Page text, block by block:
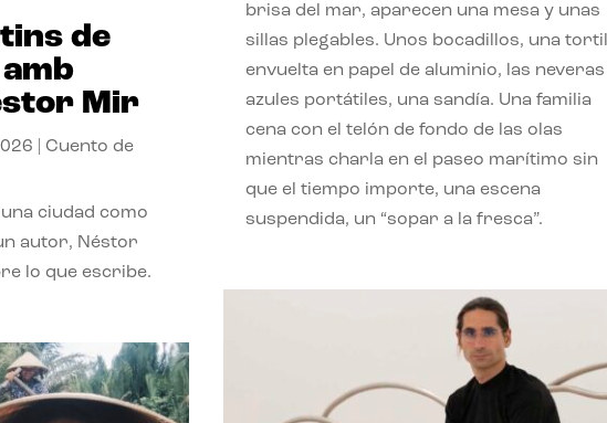
de
Mir
|Cuento de
ciudad como
autor, Néstor
lo que escribe.
brisa del mar, aparecen una mesa y unas
sillas plegables. Unos bocadillos, una
envuelta en papel de aluminio, las neveras
azules portátiles, una sandía. Una familia
cena con el telón de fondo de las olas
mientras charla en el paseo marítimo sin
que el tiempo importe, una escena
suspendida, un “sopar a la fresca”.